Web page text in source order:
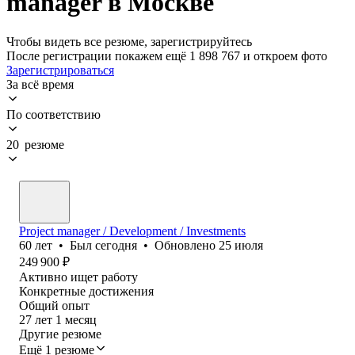
Чтобы видеть все резюме, зарегистрируйтесь
После регистрации покажем ещё 1 898 767 и откроем фото
Зарегистрироваться
За всё время
По соответствию
20 резюме
Project manager / Development / Investments
60 лет • Был сегодня • Обновлено 25 июля
249 900 ₽
Активно ищет работу
Конкретные достижения
Общий опыт
27 лет 1 месяц
Другие резюме
Ещё 1 резюме